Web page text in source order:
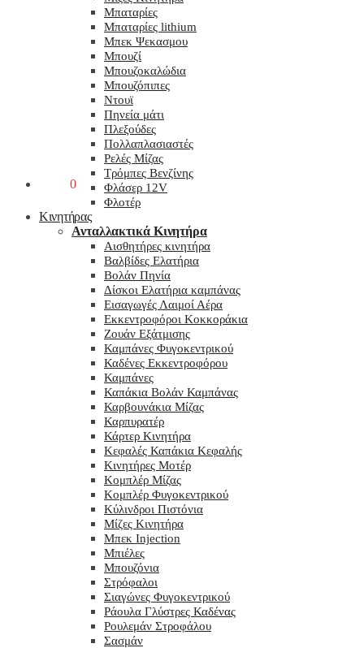
0
Μπαταρίες
Μπαταρίες lithium
Μπεκ Ψεκασμου
Μπουζί
Μπουζοκαλώδια
Μπουζόπιπες
Ντουϊ
Πηνεία μάτι
Πλεξούδες
Πολλαπλασιαστές
Ρελές Μίζας
Τρόμπες Βενζίνης
Φλάσερ 12V
Φλοτέρ
Κινητήρας
Ανταλλακτικά Κινητήρα
Αισθητήρες κινητήρα
Βαλβίδες Ελατήρια
Βολάν Πηνία
Δίσκοι Ελατήρια καμπάνας
Εισαγωγές Λαιμοί Αέρα
Εκκεντροφόροι Κοκκοράκια
Ζουάν Εξάτμισης
Καμπάνες Φυγοκεντρικού
Καδένες Εκκεντροφόρου
Καμπάνες
Καπάκια Βολάν Καμπάνας
Καρβουνάκια Μίζας
Καρπυρατέρ
Κάρτερ Κινητήρα
Κεφαλές Καπάκια Κεφαλής
Κινητήρες Μοτέρ
Κομπλέρ Μίζας
Κομπλέρ Φυγοκεντρικού
Κύλινδροι Πιστόνια
Μίζες Κινητήρα
Μπεκ Injection
Μπιέλες
Μπουζόνια
Στρόφαλοι
Σιαγώνες Φυγοκεντρικού
Ράουλα Γλύστρες Καδένας
Ρουλεμάν Στροφάλου
Σασμάν